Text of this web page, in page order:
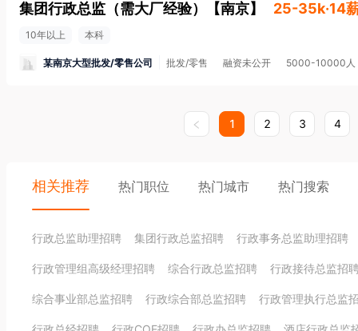
集团行政总监（需大厂经验） 【南京】 25-35k·14
10年以上 本科
某南京大型批发/零售公司 批发/零售 融资未公开 5000-10000人
1 2 3 4
相关推荐 热门职位 热门城市 热门搜索
行政总监助理招聘 集团行政总监招聘 行政事务总监助理招聘
行政管理组高级经理招聘 综合行政总监招聘 行政接待总监招
综合事业部总监招聘 行政综合部总监招聘 行政管理执行总监